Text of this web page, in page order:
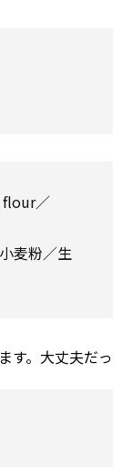
flour／
麦粉／生
す。大丈夫だっ